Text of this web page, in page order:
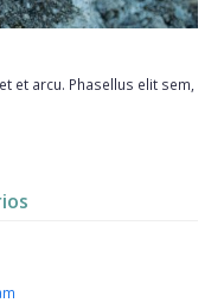
et arcu. Phasellus elit sem,